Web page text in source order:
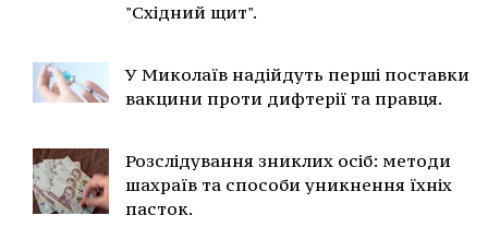
"Східний щит".
У Миколаїв надійдуть перші поставки
вакцини проти дифтерії та правця.
Розслідування зниклих осіб: методи
шахраїв та способи уникнення їхніх
пасток.